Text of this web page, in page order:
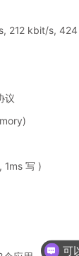
212 kbit/s,
议
1ms 写 )